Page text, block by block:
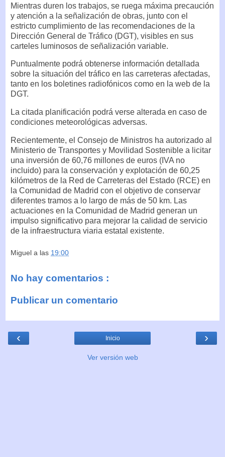
Mientras duren los trabajos, se ruega máxima precaución
y atención a la señalización de obras, junto con el
estricto cumplimiento de las recomendaciones de la
Dirección General de Tráfico (DGT), visibles en sus
carteles luminosos de señalización variable.
Puntualmente podrá obtenerse información detallada
sobre la situación del tráfico en las carreteras afectadas,
tanto en los boletines radiofónicos como en la web de la
DGT.
La citada planificación podrá verse alterada en caso de
condiciones meteorológicas adversas.
Recientemente, el Consejo de Ministros ha autorizado al
Ministerio de Transportes y Movilidad Sostenible a licitar
una inversión de 60,76 millones de euros (IVA no
incluido) para la conservación y explotación de 60,25
kilómetros de la Red de Carreteras del Estado (RCE) en
la Comunidad de Madrid con el objetivo de conservar
diferentes tramos a lo largo de más de 50 km. Las
actuaciones en la Comunidad de Madrid generan un
impulso significativo para mejorar la calidad de servicio
de la infraestructura viaria estatal existente.
Miguel a las 19:00
No hay comentarios :
Publicar un comentario
‹ ›
Inicio
Ver versión web